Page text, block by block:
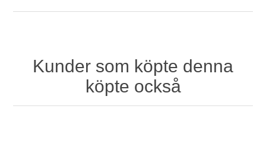
Kunder som köpte denna
köpte också